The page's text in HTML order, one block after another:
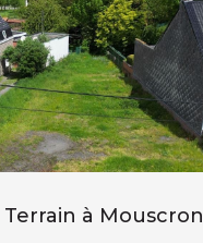
Terrain à Mouscron